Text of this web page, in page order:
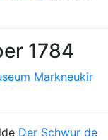
1784
Markneukir
Der Schwur de